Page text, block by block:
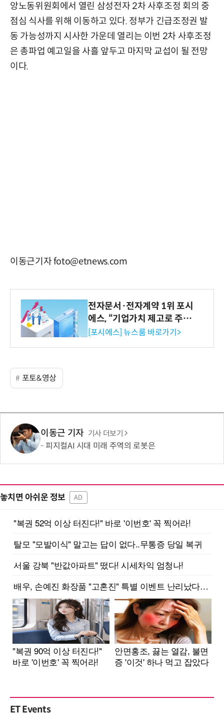
앙노동위원회에서 열린 삼성전자 2차 사후조정 회의 중
점심 식사를 위해 이동하고 있다. 정부가 긴급조정권 발
동 가능성까지 시사한 가운데 열리는 이번 2차 사후조정
은 총파업 예고일을 사흘 앞두고 마지막 교섭이 될 전망
이다.
이동근기자 foto@etnews.com
전자문서·전자계약 1위 포시
에스, “기업가치 제고로 주주
환원 강화” 계획 공시
[포시에스] 뉴스룸 바로가기>
포토&영상
이동근 기자 기사 더보기
피지컬AI 시대 미래 주역의 로봇은
놓치면 아쉬운 정보 AD
ET Events